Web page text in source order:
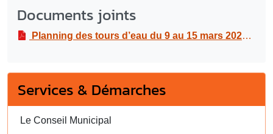
Documents joints
Planning des tours d’eau du 9 au 15 mars 2026
Services & Démarches
Le Conseil Municipal